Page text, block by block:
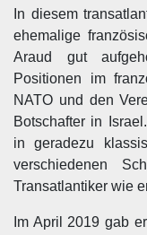
In diesem
ehemalige
Araud gut
Positionen im
NATO und den
Botschafter in
in geradezu
verschiedenen
Transatlantiker wie
Im April 2019 gab er